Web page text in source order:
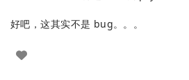
好吧，这其实不是 bug。。。